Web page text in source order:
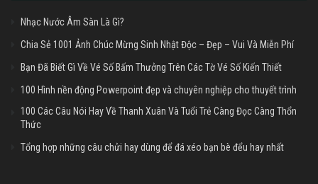
Nhạc Nước Âm Sàn Là Gì?
Chia Sẻ 1001 Ảnh Chúc Mừng Sinh Nhật Độc – Đẹp – Vui Và Miễn Phí
Bạn Đã Biết Gì Về Vé Số Bấm Thưởng Trên Các Tờ Vé Số Kiến Thiết
100 Hình nền động Powerpoint đẹp và chuyên nghiệp cho thuyết trình
100 Các Câu Nói Hay Về Thanh Xuân Và Tuổi Trẻ Càng Đọc Càng Thổn
Thức
Tổng hợp những câu chửi hay dùng để đá xéo bạn bè đểu hay nhất